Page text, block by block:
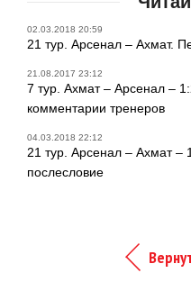
02.03.2018 20:59
21 тур. Арсенал – Ахмат.
21.08.2017 23:12
7 тур. Ахмат – Арсенал –
комментарии тренеров
04.03.2018 22:12
21 тур. Арсенал – Ахмат –
послесловие